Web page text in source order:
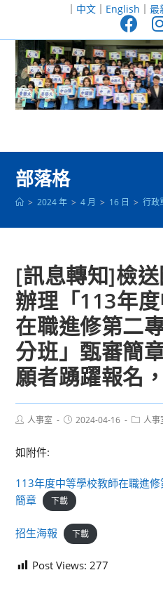
至
｜ 中文｜ English ｜ 最
部落格
> 2024 年 > 4 月 > 16 日 > 行政
[訊息轉知]檢
辦理「113年
在職進修第二
分班」甄審簡
願者踴躍報名
Post人事室
Post2024-04-16
Post人事
如附件:
113年度中等學校教師在職進
簡章
下載
招生海報 下載
Post Views: 277